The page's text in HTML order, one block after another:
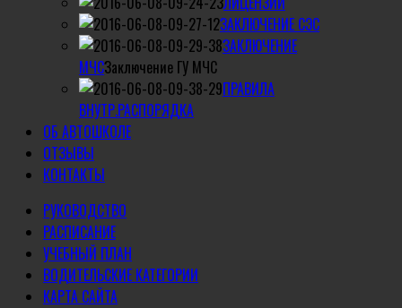
ЗАКЛЮЧЕНИЕ СЭС
ЗАКЛЮЧЕНИЕ
МЧСЗаключение ГУ МЧС
ПРАВИЛА
ВНУТР.РАСПОРЯДКА
ОБ АВТОШКОЛЕ
ОТЗЫВЫ
КОНТАКТЫ
РУКОВОДСТВО
РАСПИСАНИЕ
УЧЕБНЫЙ ПЛАН
ВОДИТЕЛЬСКИЕ КАТЕГОРИИ
КАРТА САЙТА